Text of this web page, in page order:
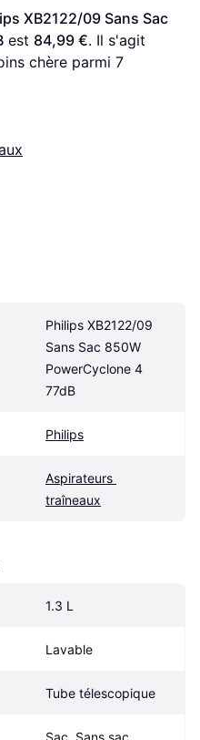
XB2122/09 Sans Sac
est 84,99 €. Il s'agit
chère parmi 7
Philips XB2122/09
Sans Sac 850W
PowerCyclone 4
77dB
Philips
Aspirateurs
traîneaux
1.3 L
Lavable
Tube télescopique
Sac, Sans sac